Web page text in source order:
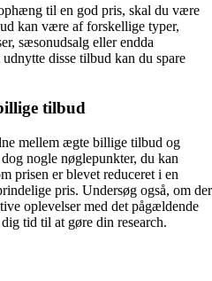
til en god pris, skal du være
kan være af forskellige typer,
sæsonudsalg eller endda
disse tilbud kan du spare
tilbud
mellem ægte billige tilbud og
nogle nøglepunkter, du kan
prisen er blevet reduceret i en
pris. Undersøg også, om der
oplevelser med det pågældende
tid til at gøre din research.